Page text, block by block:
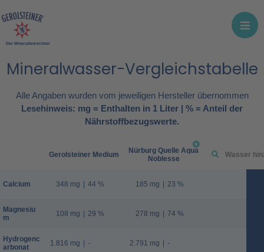
Der Mineralienrechner
Mineralwasser-Vergleichstabelle
Alle Angaben wurden vom jeweiligen Hersteller übernommen
Lesehinweis: mg = Enthalten in 1 Liter | % = Anteil der
Nährstoffbezugswerte.
Calcium
Magnesiu
m
Hydrogenc
arbonat
Gerolsteiner Medium
348 mg | 44 %
108 mg | 29 %
1.816 mg | -
Nürburg Quelle Aqua
Noblesse
185 mg | 23 %
278 mg | 74 %
2.791 mg | -